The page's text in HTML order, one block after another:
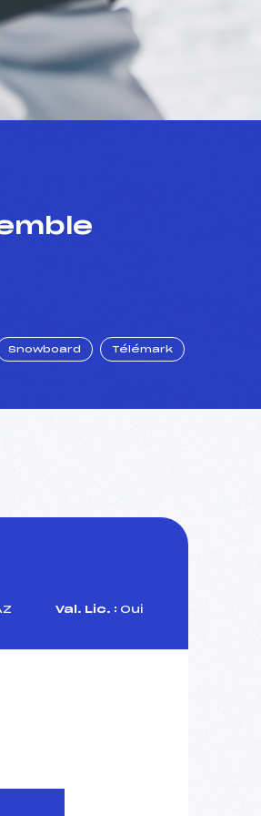
Snowboard Télémark
Val. Lic. : Oui